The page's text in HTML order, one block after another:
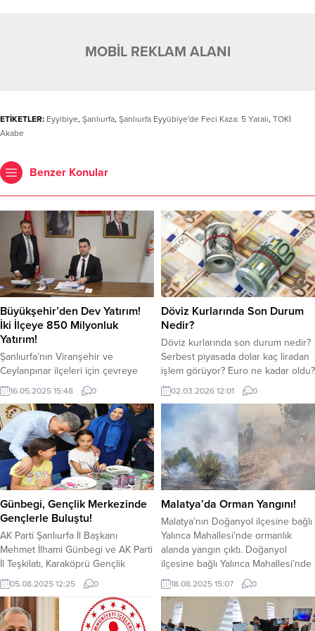
MOBİL REKLAM ALANI
ETİKETLER: Eyyibiye, Şanlıurfa, Şanlıurfa Eyyübiye'de Feci Kaza: 5 Yaralı, TOKİ
Akabe
Benzer Konular
Büyükşehir’den Dev Yatırım!
İki İlçeye 850 Milyonluk
Yatırım!
Şanlıurfa’nın Viranşehir ve
Ceylanpınar ilçeleri için çevreye
duyarlı, sürdürülebilir ve ekonomik
bir atık yönetim sistemi kuruluyor.
Şanlıurfa Büyükşehir Belediyesi
tarafından hayata geçirilecek olan
Viranşehir-Ceylanpınar Entegre Katı
Atık Tesisi Projesi için sözleşme
imzalandı. Toplam maliyeti 19,2
milyon Euro yani 850 milyon TL
olan projenin inşaatına 6 ay sonra
başlanacak. Şanlıurfa Büyükşehir...
16.05.2025 15:48 0
Döviz Kurlarında Son Durum
Nedir?
Döviz kurlarında son durum nedir?
Serbest piyasada dolar kaç liradan
işlem görüyor? Euro ne kadar oldu?
Haftanın ilk işlem gününde dolar,
güne hareketli başladı. Serbest
piyasada dolar yaklaşık 43.95 TL
civarında işlem görüyor. Jeopolitik
riskler ve ekonomik gelişmeler
döviz kurlarında dalgalanmaya
sebep oldu. Dolar saat 11.58
itibariyle 43.96 TL’den işlem...
02.03.2026 12:01 0
Günbegi, Gençlik Merkezinde
Gençlerle Buluştu!
AK Parti Şanlıurfa İl Başkanı
Mehmet İlhami Günbegi ve AK Parti
İl Teşkilatı, Karaköprü Gençlik
Merkezini ziyaret etti, Gençlik
Merkezinde gençlerle bir araya
geldi. AK Parti Şanlıurfa İl Başkanı
Mehmet İlhami Günbegi gençlerle
05.08.2025 12:25 0
Malatya’da Orman Yangını!
Malatya’nın Doğanyol ilçesine bağlı
Yalınca Mahallesi’nde ormanlık
alanda yangın çıktı. Doğanyol
ilçesine bağlı Yalınca Mahallesi’nde
henüz belirlenemeyen bir nedenler
ormanlık alanda yangın çıktı.
Çevredekilerin ihbarı üzerine olay
yerine çok sayıda itfaiye ekipleri
18.08.2025 15:07 0